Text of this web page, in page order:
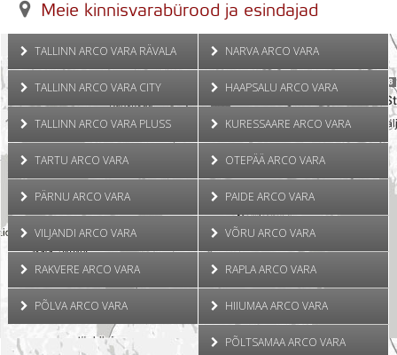
Meie kinnisvarabürood ja esindajad
TALLINN ARCO VARA RÄVALA
TALLINN ARCO VARA CITY
TALLINN ARCO VARA PLUSS
TARTU ARCO VARA
PÄRNU ARCO VARA
VILJANDI ARCO VARA
RAKVERE ARCO VARA
PÕLVA ARCO VARA
NARVA ARCO VARA
HAAPSALU ARCO VARA
KURESSAARE ARCO VARA
OTEPÄÄ ARCO VARA
PAIDE ARCO VARA
VÕRU ARCO VARA
RAPLA ARCO VARA
HIIUMAA ARCO VARA
PÕLTSAMAA ARCO VARA